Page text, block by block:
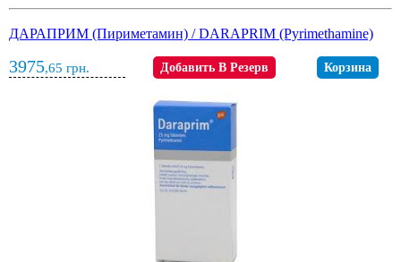
ДАРАПРИМ (Пириметамин) / DARAPRIM (Pyrimethamine)
3975,65 грн. Добавить В Резерв Корзина